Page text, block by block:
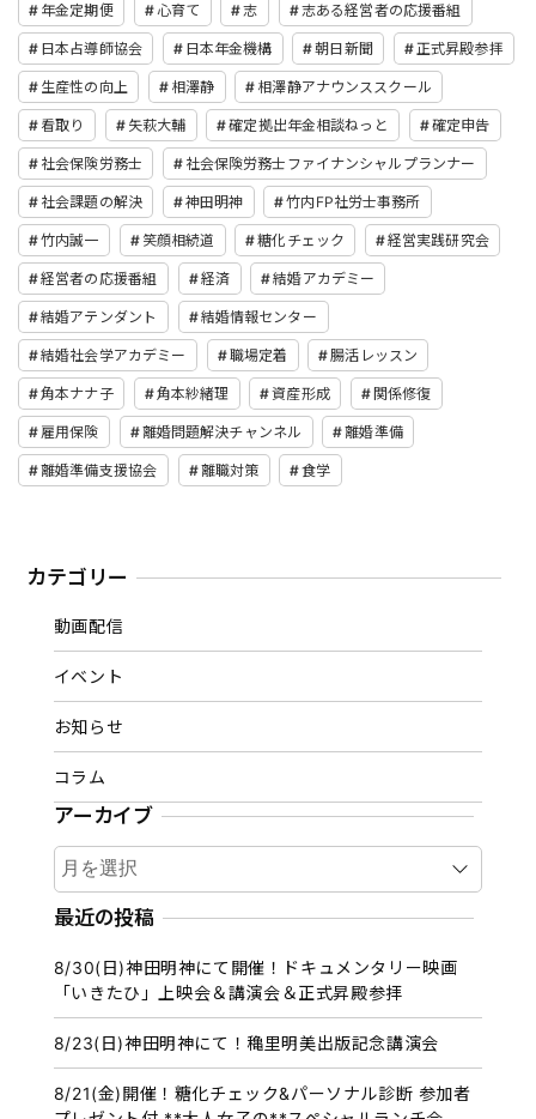
年金定期便 心育て 志 志ある経営者の応援番組
日本占導師協会 日本年金機構 朝日新聞 正式昇殿参拝
生産性の向上 相澤静 相澤静アナウンススクール
看取り 矢萩大輔 確定拠出年金相談ねっと 確定申告
社会保険労務士 社会保険労務士ファイナンシャルプランナー
社会課題の解決 神田明神 竹内FP社労士事務所
竹内誠一 笑顔相続道 糖化チェック 経営実践研究会
経営者の応援番組 経済 結婚アカデミー
結婚アテンダント 結婚情報センター
結婚社会学アカデミー 職場定着 腸活レッスン
角本ナナ子 角本紗緒理 資産形成 関係修復
雇用保険 離婚問題解決チャンネル 離婚準備
離婚準備支援協会 離職対策 食学
カテゴリー
動画配信
イベント
お知らせ
コラム
アーカイブ
ア
ー
カ
ブ
最近の投稿
8/30(日)神田明神にて開催！ドキュメンタリー映画
「いきたひ」上映会＆講演会＆正式昇殿参拝
8/23(日)神田明神にて！穐里明美出版記念講演会
8/21(金)開催！糖化チェック&パーソナル診断 参加者